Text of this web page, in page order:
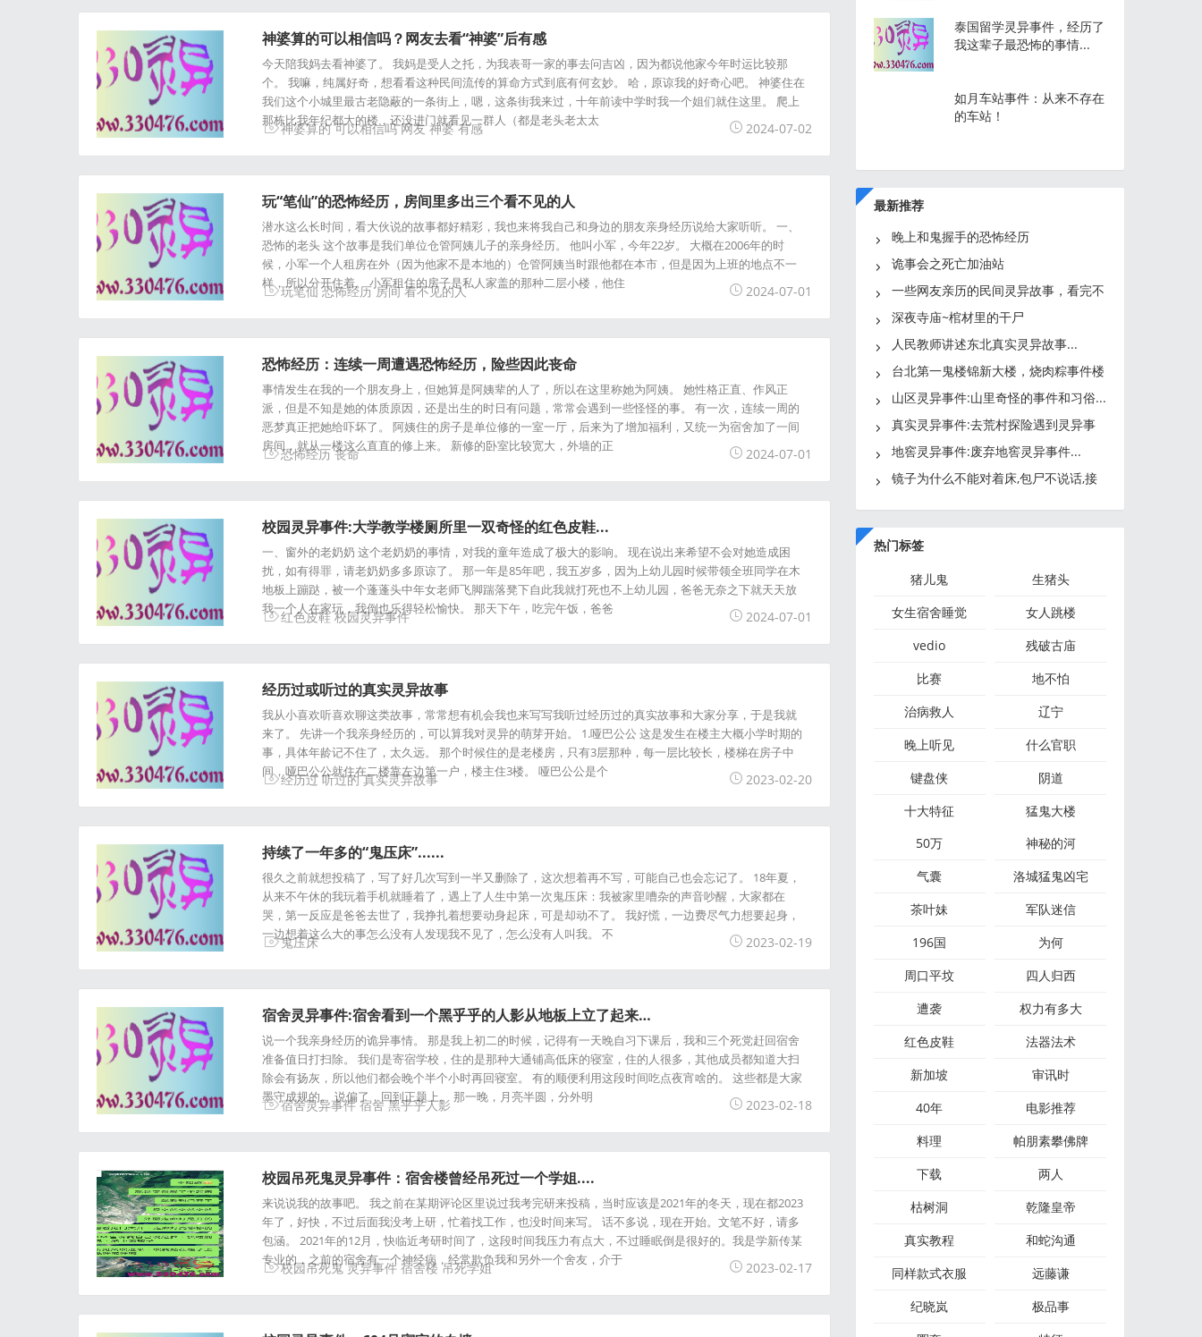
神婆算的可以相信吗？网友去看“神婆”后有感
今天陪我妈去看神婆了。 我妈是受人之托，为我表哥一家的事去问吉凶，因为都说他家今年时运比较那
个。 我嘛，纯属好奇，想看看这种民间流传的算命方式到底有何玄妙。 哈，原谅我的好奇心吧。 神婆住在
我们这个小城里最古老隐蔽的一条街上，嗯，这条街我来过，十年前读中学时我一个姐们就住这里。 爬上
那栋比我年纪都大的楼，还没进门就看见一群人（都是老头老太太
神婆算的 可以相信吗 网友 神婆 有感 2024-07-02
玩“笔仙”的恐怖经历，房间里多出三个看不见的人
潜水这么长时间，看大伙说的故事都好精彩，我也来将我自己和身边的朋友亲身经历说给大家听听。 一、
恐怖的老头 这个故事是我们单位仓管阿姨儿子的亲身经历。 他叫小军，今年22岁。 大概在2006年的时
候，小军一个人租房在外（因为他家不是本地的）仓管阿姨当时跟他都在本市，但是因为上班的地点不一
样，所以分开住着。 小军租住的房子是私人家盖的那种二层小楼，他住
玩笔仙 恐怖经历 房间 看不见的人 2024-07-01
恐怖经历：连续一周遭遇恐怖经历，险些因此丧命
事情发生在我的一个朋友身上，但她算是阿姨辈的人了，所以在这里称她为阿姨。 她性格正直、作风正
派，但是不知是她的体质原因，还是出生的时日有问题，常常会遇到一些怪怪的事。 有一次，连续一周的
恶梦真正把她给吓坏了。 阿姨住的房子是单位修的一室一厅，后来为了增加福利，又统一为宿舍加了一间
房间，就从一楼这么直直的修上来。 新修的卧室比较宽大，外墙的正
恐怖经历 丧命 2024-07-01
校园灵异事件:大学教学楼厕所里一双奇怪的红色皮鞋...
一、窗外的老奶奶 这个老奶奶的事情，对我的童年造成了极大的影响。 现在说出来希望不会对她造成困
扰，如有得罪，请老奶奶多多原谅了。 那一年是85年吧，我五岁多，因为上幼儿园时候带领全班同学在木
地板上蹦跶，被一个蓬蓬头中年女老师飞脚踹落凳下自此我就打死也不上幼儿园，爸爸无奈之下就天天放
我一个人在家玩，我倒也乐得轻松愉快。 那天下午，吃完午饭，爸爸
红色皮鞋 校园灵异事件 2024-07-01
经历过或听过的真实灵异故事
我从小喜欢听喜欢聊这类故事，常常想有机会我也来写写我听过经历过的真实故事和大家分享，于是我就
来了。 先讲一个我亲身经历的，可以算我对灵异的萌芽开始。 1.哑巴公公 这是发生在楼主大概小学时期的
事，具体年龄记不住了，太久远。 那个时候住的是老楼房，只有3层那种，每一层比较长，楼梯在房子中
间，哑巴公公就住在二楼靠左边第一户，楼主住3楼。 哑巴公公是个
经历过 听过的 真实灵异故事 2023-02-20
持续了一年多的“鬼压床”......
很久之前就想投稿了，写了好几次写到一半又删除了，这次想着再不写，可能自己也会忘记了。 18年夏，
从来不午休的我玩着手机就睡着了，遇上了人生中第一次鬼压床：我被家里嘈杂的声音吵醒，大家都在
哭，第一反应是爸爸去世了，我挣扎着想要动身起床，可是却动不了。 我好慌，一边费尽气力想要起身，
一边想着这么大的事怎么没有人发现我不见了，怎么没有人叫我。 不
鬼压床 2023-02-19
宿舍灵异事件:宿舍看到一个黑乎乎的人影从地板上立了起来…
说一个我亲身经历的诡异事情。 那是我上初二的时候，记得有一天晚自习下课后，我和三个死党赶回宿舍
准备值日打扫除。 我们是寄宿学校，住的是那种大通铺高低床的寝室，住的人很多，其他成员都知道大扫
除会有扬灰，所以他们都会晚个半个小时再回寝室。 有的顺便利用这段时间吃点夜宵啥的。 这些都是大家
墨守成规的。 说偏了，回到正题上。 那一晚，月亮半圆，分外明
宿舍灵异事件 宿舍 黑乎乎人影 2023-02-18
校园吊死鬼灵异事件：宿舍楼曾经吊死过一个学姐....
来说说我的故事吧。 我之前在某期评论区里说过我考完研来投稿，当时应该是2021年的冬天，现在都2023
年了，好快，不过后面我没考上研，忙着找工作，也没时间来写。 话不多说，现在开始。文笔不好，请多
包涵。 2021年的12月，快临近考研时间了，这段时间我压力有点大，不过睡眠倒是很好的。我是学新传某
专业的，之前的宿舍有一个神经病，经常欺负我和另外一个舍友，介于
校园吊死鬼 灵异事件 宿舍楼 吊死学姐 2023-02-17
泰国留学灵异事件，经历了
我这辈子最恐怖的事情...
如月车站事件：从来不存在
的车站！
最新推荐
晚上和鬼握手的恐怖经历
诡事会之死亡加油站
一些网友亲历的民间灵异故事，看完不
禁让人背脊发凉...
深夜寺庙~棺材里的干尸
人民教师讲述东北真实灵异故事...
台北第一鬼楼锦新大楼，烧肉粽事件楼
内供奉数百块牌位！
山区灵异事件:山里奇怪的事件和习俗...
真实灵异事件:去荒村探险遇到灵异事
件在守墓人的指点下化解
地窖灵异事件:废弃地窖灵异事件...
镜子为什么不能对着床,包尸不说话,接
热门标签
猪儿鬼
生猪头
女生宿舍睡觉
女人跳楼
vedio
残破古庙
比赛
地不怕
治病救人
辽宁
晚上听见
什么官职
键盘侠
阴道
十大特征
猛鬼大楼
50万
神秘的河
气囊
洛城猛鬼凶宅
茶叶妹
军队迷信
196国
为何
周口平坟
四人归西
遭袭
权力有多大
红色皮鞋
法器法术
新加坡
审讯时
40年
电影推荐
料理
帕朋素攀佛牌
下载
两人
枯树洞
乾隆皇帝
真实教程
和蛇沟通
同样款式衣服
远藤谦
纪晓岚
极品事